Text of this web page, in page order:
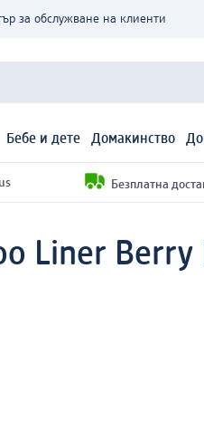
за обслужване на клиенти
Бебе и дете Домакинство
Безплатна
Liner Berry